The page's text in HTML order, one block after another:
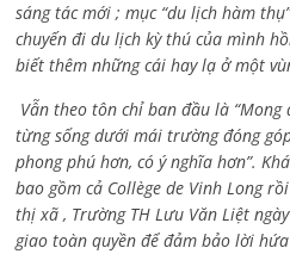
sáng tác mới ; mục “du lịch hàm
chuyến đi du lịch kỳ thú của mình
biết thêm những cái hay lạ ở một
Vẫn theo tôn chỉ ban đầu là “Mong
từng sống dưới mái trường đóng
phong phú hơn, có ý nghĩa hơn”.
bao gồm cả Collège de Vinh Long
thị xã , Trường TH Lưu Văn Liệt
giao toàn quyền để đảm bảo lời